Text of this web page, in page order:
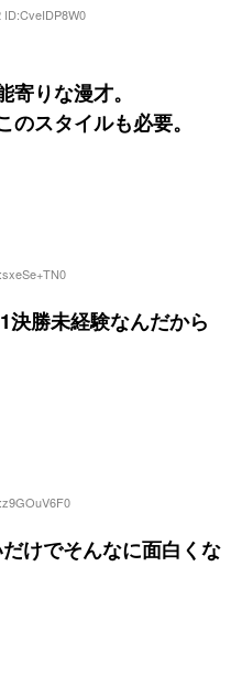
ID:CveIDP8W0
りな漫才。
スタイルも必要。
決勝未経験なんだから
けでそんなに面白くな